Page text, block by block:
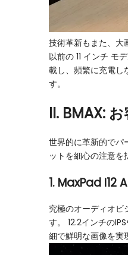
技術革新もまた、大
以前の 11 インチ
載し、頻繁に充電し
す。
II. BMAX:
世界的に革新的でパ
ットを細心の注意を
1. MaxPad I12
究極のオーディオビ
す。 12.2インチの
細で鮮明な画像を実